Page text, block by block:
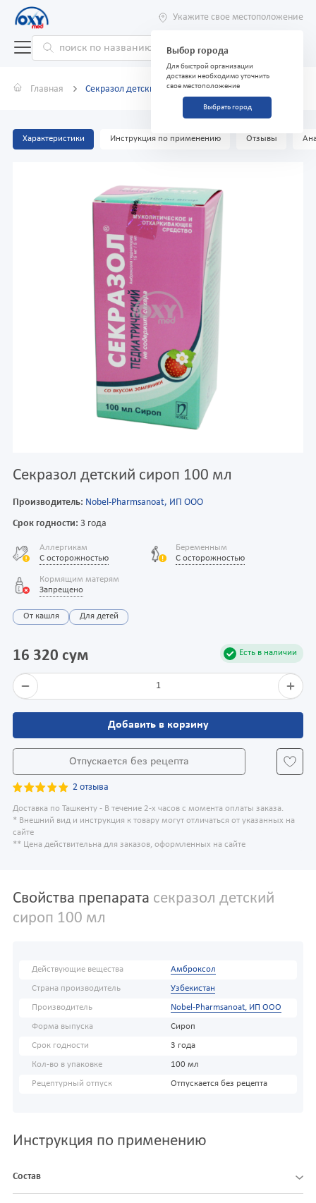
Укажите свое местоположение
Выбор города
Для быстрой организации
доставки необходимо уточнить
свое местоположение
Выбрать город
Главная Секразол детский сироп 100 мл
Характеристики Инструкция по применению Отзывы
Секразол детский сироп 100 мл
Производитель: Nobel-Pharmsanoat, ИП ООО
Срок годности: 3 года
Аллергикам
С осторожностью
Беременным
С осторожностью
Кормящим матерям
Запрещено
От кашля Для детей
Есть в наличии
16 320 сум
1
Добавить в корзину
Отпускается без рецепта
2 отзыва
Доставка по Ташкенту - В течение 2-х часов с момента оплаты заказа.
* Внешний вид и инструкция к товару могут отличаться от указанных на
сайте
** Цена действительна для заказов, оформленных на сайте
Свойства препарата секразол детский
сироп 100 мл
Действующие вещества Амброксол
Страна производитель Узбекистан
Производитель Nobel-Pharmsanoat, ИП ООО
Форма выпуска Сироп
Срок годности 3 года
Кол-во в упаковке 100 мл
Рецептурный отпуск Отпускается без рецепта
Инструкция по применению
Состав